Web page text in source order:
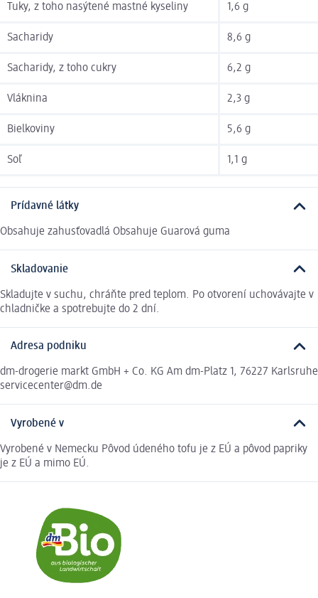
Tuky, z toho nasýtené mastné kyseliny 1,6 g
Sacharidy 8,6 g
Sacharidy, z toho cukry 6,2 g
Vláknina 2,3 g
Bielkoviny 5,6 g
Soľ 1,1 g
Prídavné látky
Obsahuje zahusťovadlá Obsahuje Guarová guma
Skladovanie
Skladujte v suchu, chráňte pred teplom. Po otvorení uchovávajte v
chladničke a spotrebujte do 2 dní.
Adresa podniku
dm-drogerie markt GmbH + Co. KG Am dm-Platz 1, 76227 Karlsruhe
servicecenter@dm.de
Vyrobené v
Vyrobené v Nemecku Pôvod údeného tofu je z EÚ a pôvod papriky
je z EÚ a mimo EÚ.